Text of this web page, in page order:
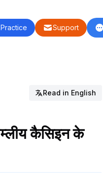
Practice Support
Read in English
कैसिइन के